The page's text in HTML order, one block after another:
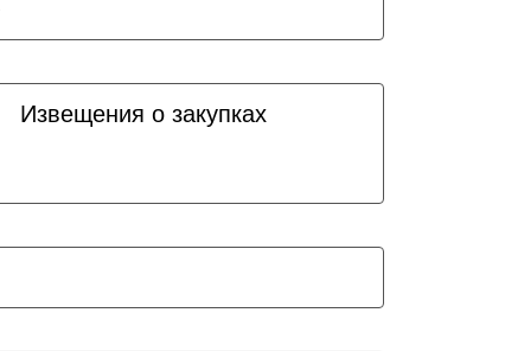
Извещения о закупках